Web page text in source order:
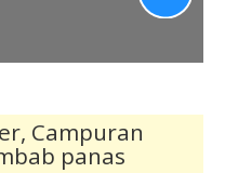
Campuran
panas